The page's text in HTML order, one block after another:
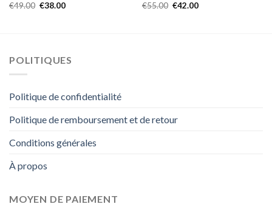
€49.00 €38.00
€55.00 €42.00
POLITIQUES
Politique de confidentialité
Politique de remboursement et de retour
Conditions générales
À propos
MOYEN DE PAIEMENT